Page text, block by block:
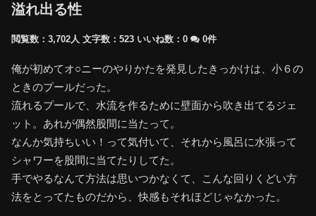
溢れ出る性
閲覧数：3,702人 文字数：523 いいね数：0 0件
俺が初めてオ○ニーのやりかたを発見したきっかけは、小６の
ときのプールだった。
流れるプールで、水流を作るために壁面から吹き出てるジェ
ット。あれが偶然股間に当たって。
なんか気持ちいい！って気付いて、それから風呂に水張って
シャワーを股間に当てたりしてた。
手でやるなんて方法は思いつかなくて、こんな回りくどい方
法をとってたものだから、快感もそれほどじゃなかった。